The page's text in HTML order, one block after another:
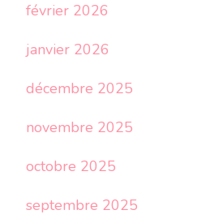
février 2026
janvier 2026
décembre 2025
novembre 2025
octobre 2025
septembre 2025